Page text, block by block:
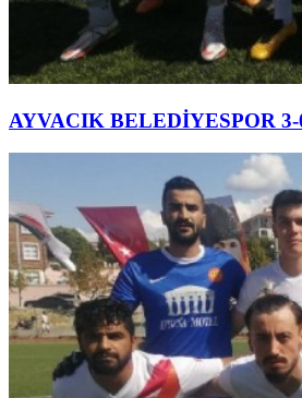
AYVACIK BELEDİYESPOR